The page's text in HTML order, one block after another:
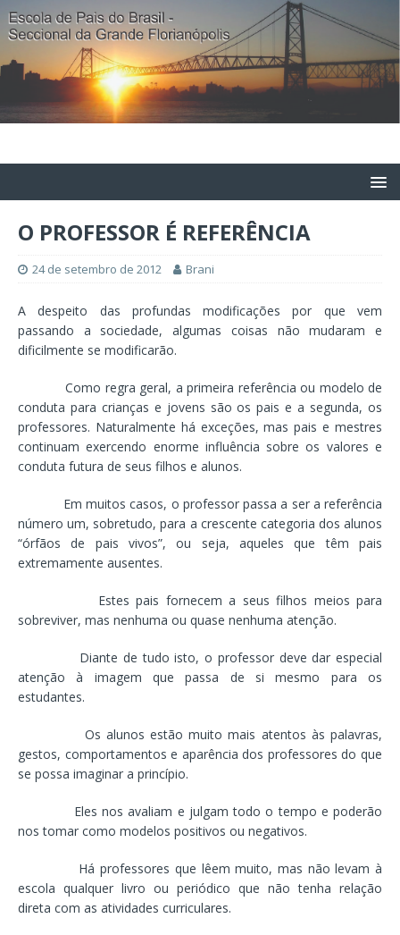
O PROFESSOR É REFERÊNCIA
24 de setembro de 2012 Brani
A despeito das profundas modificações por que vem
passando a sociedade, algumas coisas não mudaram e
dificilmente se modificarão.
Como regra geral, a primeira referência ou modelo de
conduta para crianças e jovens são os pais e a segunda, os
professores. Naturalmente há exceções, mas pais e mestres
continuam exercendo enorme influência sobre os valores e
conduta futura de seus filhos e alunos.
Em muitos casos, o professor passa a ser a referência
número um, sobretudo, para a crescente categoria dos alunos
“órfãos de pais vivos”, ou seja, aqueles que têm pais
extremamente ausentes.
Estes pais fornecem a seus filhos meios para
sobreviver, mas nenhuma ou quase nenhuma atenção.
Diante de tudo isto, o professor deve dar especial
atenção à imagem que passa de si mesmo para os
estudantes.
Os alunos estão muito mais atentos às palavras,
gestos, comportamentos e aparência dos professores do que
se possa imaginar a princípio.
Eles nos avaliam e julgam todo o tempo e poderão
nos tomar como modelos positivos ou negativos.
Há professores que lêem muito, mas não levam à
escola qualquer livro ou periódico que não tenha relação
direta com as atividades curriculares.